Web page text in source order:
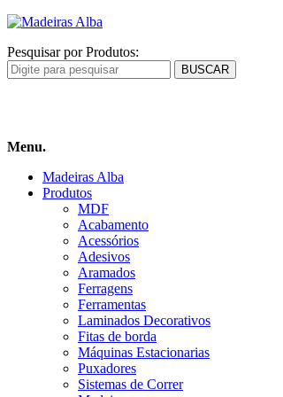
Pesquisar por Produtos:
Menu.
Madeiras Alba
Produtos
MDF
Acabamento
Acessórios
Adesivos
Aramados
Ferragens
Ferramentas
Laminados Decorativos
Fitas de borda
Máquinas Estacionarias
Puxadores
Sistemas de Correr